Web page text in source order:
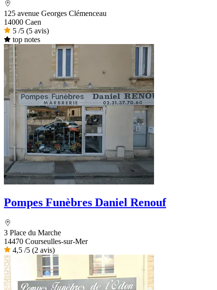
125 avenue Georges Clémenceau
14000 Caen
5 /5 (5 avis)
top notes
Pompes Funèbres Daniel Renouf
3 Place du Marche
14470 Courseulles-sur-Mer
4,5 /5 (2 avis)